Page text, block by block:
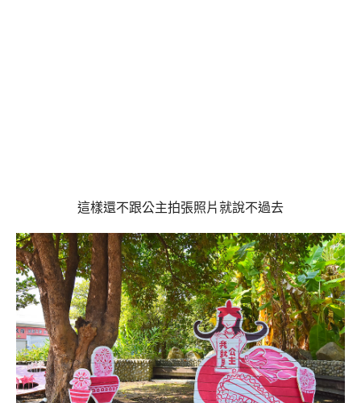
這樣還不跟公主拍張照片就說不過去